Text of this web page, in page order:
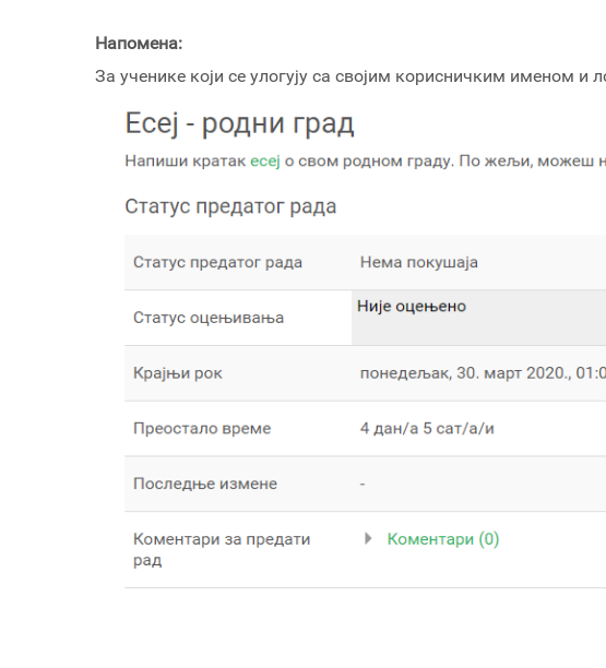
Напомена:
За ученике који се улогују са својим корисничким именом и